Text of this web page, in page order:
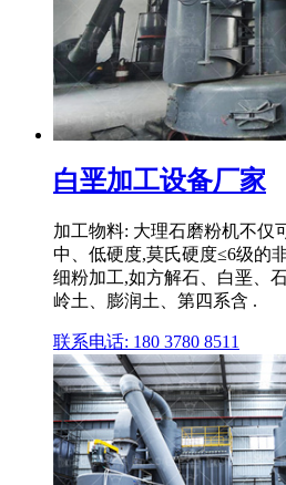
白垩加工设备厂家
加工物料: 大理石磨粉机不仅
中、低硬度,莫氏硬度≤6级的
细粉加工,如方解石、白垩、
岭土、膨润土、第四系含 .
联系电话: 180 3780 8511